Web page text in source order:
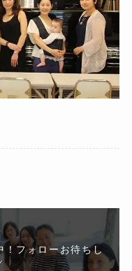
フォローお待ちし